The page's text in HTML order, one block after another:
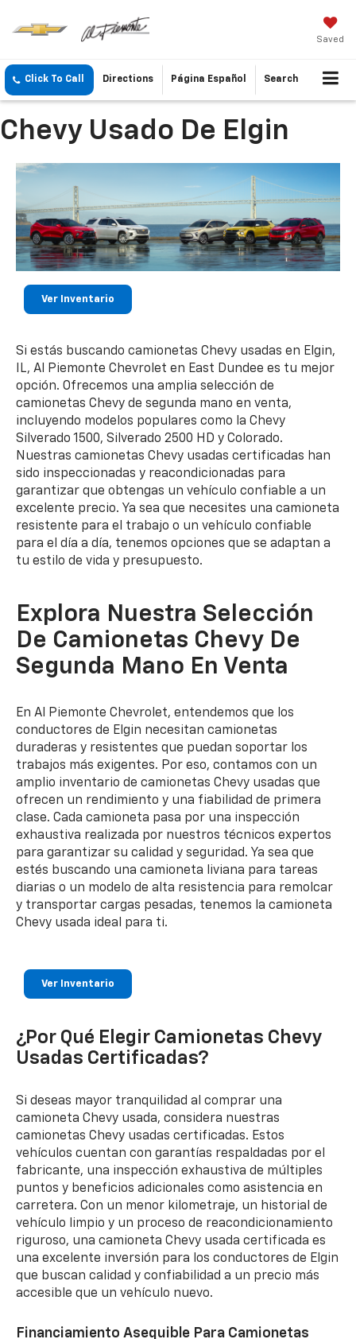
Saved
Click To Call Directions Página Español Search
Chevy Usado De Elgin
Ver Inventario
Si estás buscando camionetas Chevy usadas en Elgin,
IL, Al Piemonte Chevrolet en East Dundee es tu mejor
opción. Ofrecemos una amplia selección de
camionetas Chevy de segunda mano en venta,
incluyendo modelos populares como la Chevy
Silverado 1500, Silverado 2500 HD y Colorado.
Nuestras camionetas Chevy usadas certificadas han
sido inspeccionadas y reacondicionadas para
garantizar que obtengas un vehículo confiable a un
excelente precio. Ya sea que necesites una camioneta
resistente para el trabajo o un vehículo confiable
para el día a día, tenemos opciones que se adaptan a
tu estilo de vida y presupuesto.
Explora Nuestra Selección
De Camionetas Chevy De
Segunda Mano En Venta
En Al Piemonte Chevrolet, entendemos que los
conductores de Elgin necesitan camionetas
duraderas y resistentes que puedan soportar los
trabajos más exigentes. Por eso, contamos con un
amplio inventario de camionetas Chevy usadas que
ofrecen un rendimiento y una fiabilidad de primera
clase. Cada camioneta pasa por una inspección
exhaustiva realizada por nuestros técnicos expertos
para garantizar su calidad y seguridad. Ya sea que
estés buscando una camioneta liviana para tareas
diarias o un modelo de alta resistencia para remolcar
y transportar cargas pesadas, tenemos la camioneta
Chevy usada ideal para ti.
Ver Inventario
¿Por Qué Elegir Camionetas Chevy
Usadas Certificadas?
Si deseas mayor tranquilidad al comprar una
camioneta Chevy usada, considera nuestras
camionetas Chevy usadas certificadas. Estos
vehículos cuentan con garantías respaldadas por el
fabricante, una inspección exhaustiva de múltiples
puntos y beneficios adicionales como asistencia en
carretera. Con un menor kilometraje, un historial de
vehículo limpio y un proceso de reacondicionamiento
riguroso, una camioneta Chevy usada certificada es
una excelente inversión para los conductores de Elgin
que buscan calidad y confiabilidad a un precio más
accesible que un vehículo nuevo.
Financiamiento Asequible Para Camionetas